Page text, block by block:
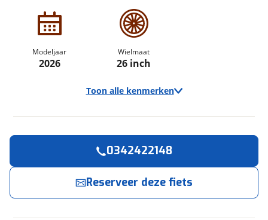
Modeljaar
2026
Wielmaat
26 inch
Toon alle kenmerken
Lovens
Model
Explorer 2 S75 Alloy Grey
0342422148
Reserveer deze fiets
nu!
Broekhuis Fietsen Barneveld neemt snel